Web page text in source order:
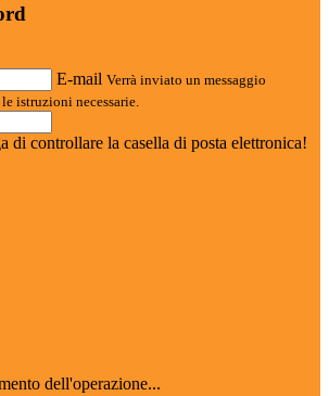
E-mail Verrà inviato un messaggio
istruzioni necessarie.
di controllare la casella di posta elettronica!
dell'operazione...